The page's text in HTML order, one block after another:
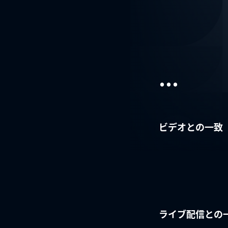
...
ビデオとの一致
ライブ配信との